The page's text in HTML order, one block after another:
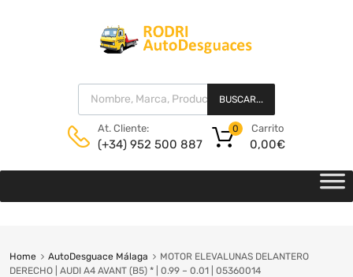
BUSCAR...
At. Cliente:
(+34) 952 500 887
Carrito
0,00€
0
Home AutoDesguace Málaga
MOTOR ELEVALUNAS DELANTERO
DERECHO | AUDI A4 AVANT (B5) * | 0.99 – 0.01 | 05360014